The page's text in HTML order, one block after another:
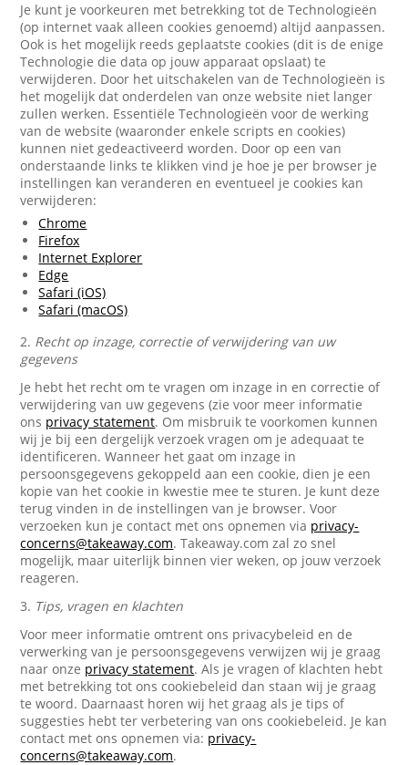
Je kunt je voorkeuren met betrekking tot de Technologieën
(op internet vaak alleen cookies genoemd) altijd aanpassen.
Ook is het mogelijk reeds geplaatste cookies (dit is de enige
Technologie die data op jouw apparaat opslaat) te
verwijderen. Door het uitschakelen van de Technologieën is
het mogelijk dat onderdelen van onze website niet langer
zullen werken. Essentiële Technologieën voor de werking
van de website (waaronder enkele scripts en cookies)
kunnen niet gedeactiveerd worden. Door op een van
onderstaande links te klikken vind je hoe je per browser je
instellingen kan veranderen en eventueel je cookies kan
verwijderen:
Chrome
Firefox
Internet Explorer
Edge
Safari (iOS)
Safari (macOS)
2. Recht op inzage, correctie of verwijdering van uw
gegevens
Je hebt het recht om te vragen om inzage in en correctie of
verwijdering van uw gegevens (zie voor meer informatie
ons privacy statement. Om misbruik te voorkomen kunnen
wij je bij een dergelijk verzoek vragen om je adequaat te
identificeren. Wanneer het gaat om inzage in
persoonsgegevens gekoppeld aan een cookie, dien je een
kopie van het cookie in kwestie mee te sturen. Je kunt deze
terug vinden in de instellingen van je browser. Voor
verzoeken kun je contact met ons opnemen via privacy-
concerns@takeaway.com. Takeaway.com zal zo snel
mogelijk, maar uiterlijk binnen vier weken, op jouw verzoek
reageren.
3. Tips, vragen en klachten
Voor meer informatie omtrent ons privacybeleid en de
verwerking van je persoonsgegevens verwijzen wij je graag
naar onze privacy statement. Als je vragen of klachten hebt
met betrekking tot ons cookiebeleid dan staan wij je graag
te woord. Daarnaast horen wij het graag als je tips of
suggesties hebt ter verbetering van ons cookiebeleid. Je kan
contact met ons opnemen via: privacy-
concerns@takeaway.com.